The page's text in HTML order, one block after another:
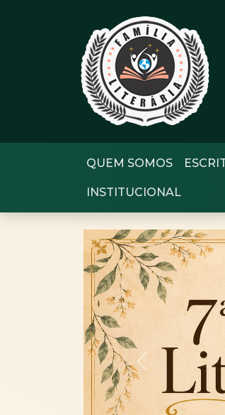
QUEM SOMOS
INSTITUCIONAL
Previous